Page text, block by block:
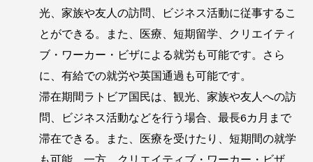
光、家族や友人の訪問、ビジネス活動に従事するこ
とができる。また、医療、短期留学、クリエイティ
ブ・ワーカー・ビザによる就労も可能です。さら
に、有給での就労や英国通過も可能です。
滞在期間ラトビア国民は、観光、家族や友人への訪
問、ビジネス活動などを行う場合、最長6カ月まで
滞在できる。また、医療を受けたり、短期間の就学
も可能。一方、クリエイティブ・ワーカー・ビザ